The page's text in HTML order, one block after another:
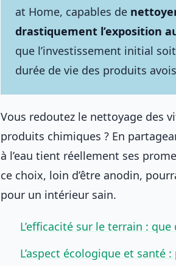
at Home, capables de
drastiquement l’exposition
que l’investissement initial
durée de vie des produits
Vous redoutez le nettoyage des
produits chimiques ? En
à l’eau tient réellement ses
ce choix, loin d’être anodin,
pour un intérieur sain.
L’efficacité sur le terrain :
L’aspect écologique et santé